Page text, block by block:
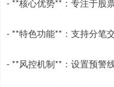
- **核心优势**：专注于股
- **特色功能**：支持分笔
- **风控机制**：设置预警